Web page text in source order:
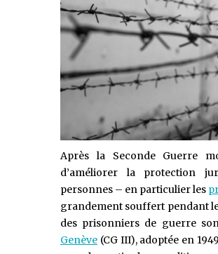
Après la Seconde Guerre
d’améliorer la protection
personnes – en particulier les
grandement souffert pendant
des prisonniers de guerre
Genève (CG III), adoptée en